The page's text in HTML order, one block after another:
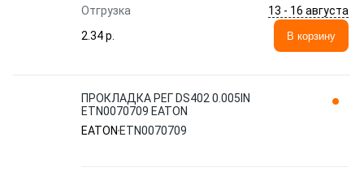
Отгрузка
13 - 16 августа
2.34 p.
В корзину
ПРОКЛАДКА РЕГ DS402 0.005IN
ETN0070709 EATON
EATON ETN0070709